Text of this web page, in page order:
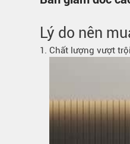
Phụ kiện tủ áo
Phụ kiện tủ bếp
Ray trượt – bản
Lý do nên
1. Chất lượng vượt